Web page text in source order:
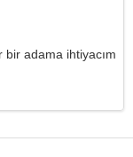
adama ihtiyacım